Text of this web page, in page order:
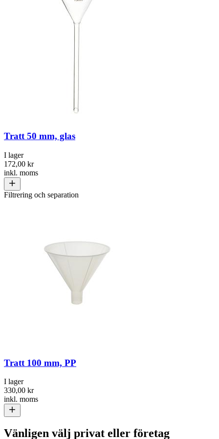
Tratt 50 mm, glas
I lager
172,00 kr
inkl. moms
Filtrering och separation
Tratt 100 mm, PP
I lager
330,00 kr
inkl. moms
Vänligen välj privat eller företag